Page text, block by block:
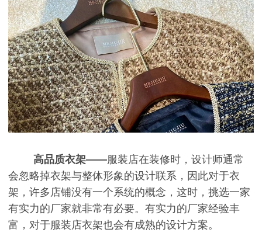
高品质衣架——服装店在装修时，设计师通常
会忽略掉衣架与整体形象的设计联系，因此对于衣
架，许多店铺没有一个系统的概念，这时，挑选一家
有实力的厂家就非常有必要。有实力的厂家经验丰
富，对于服装店衣架也会有成熟的设计方案。